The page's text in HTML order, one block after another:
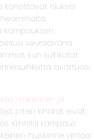
kohottavat hiuksia
kampauksen
seuraavana
kun suihkutat
avattuasi
-rakenne- ja
joten kiharat eivät
Kiinnitä kampaus
hiuskiinne antaa